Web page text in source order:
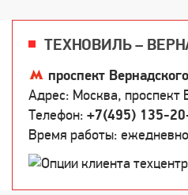
ТЕХНОВИЛЬ –
проспект Вернадского
Адрес: Москва, проспект
Телефон: +7(495) 135-
Время работы: